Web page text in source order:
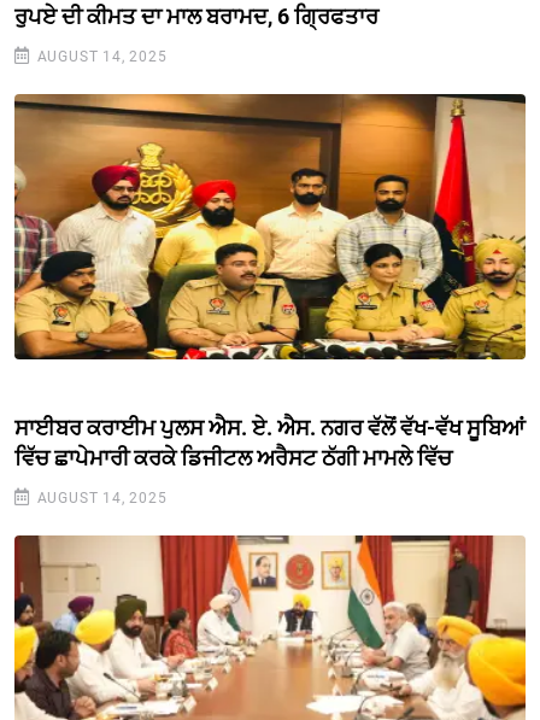
ਰੁਪਏ ਦੀ ਕੀਮਤ ਦਾ ਮਾਲ ਬਰਾਮਦ, 6 ਗ੍ਰਿਫਤਾਰ
AUGUST 14, 2025
ਸਾਈਬਰ ਕਰਾਈਮ ਪੁਲਸ ਐਸ. ਏ. ਐਸ. ਨਗਰ ਵੱਲੋਂ ਵੱਖ-ਵੱਖ ਸੂਬਿਆਂ
ਵਿੱਚ ਛਾਪੇਮਾਰੀ ਕਰਕੇ ਡਿਜੀਟਲ ਅਰੈਸਟ ਠੱਗੀ ਮਾਮਲੇ ਵਿੱਚ
AUGUST 14, 2025